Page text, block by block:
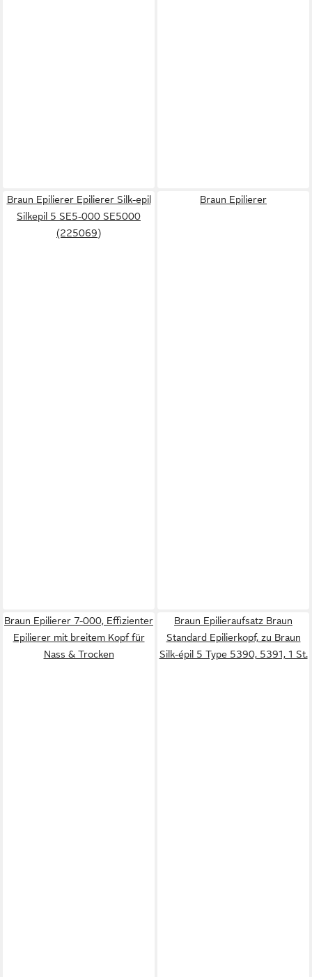
Braun Epilierer Epilierer Silk-epil
Silkepil 5 SE5-000 SE5000
(225069)
Braun Epilierer
Braun Epilierer 7-000, Effizienter
Epilierer mit breitem Kopf für
Nass & Trocken
Braun Epilieraufsatz Braun
Standard Epilierkopf, zu Braun
Silk-épil 5 Type 5390, 5391, 1 St.